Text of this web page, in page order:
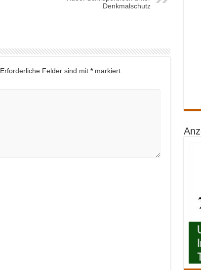
Denkmalschutz
Erforderliche Felder sind mit *markiert